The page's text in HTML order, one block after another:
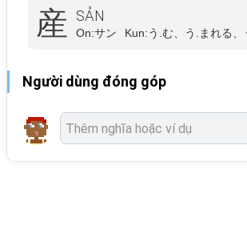
産 SẢN
On:サン Kun:う.む、う.まれる、
Người dùng đóng góp